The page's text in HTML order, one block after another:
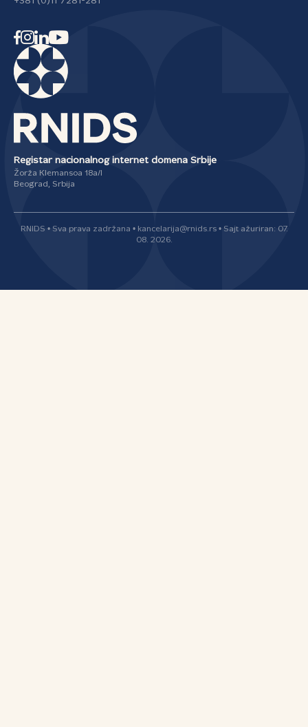
Registar nacionalnog internet domena Srbije
Žorža Klemansoa 18a/I
Beograd, Srbija
RNIDS • Sva prava zadržana • kancelarija@rnids.rs • Sajt ažuriran: 07.
08. 2026.